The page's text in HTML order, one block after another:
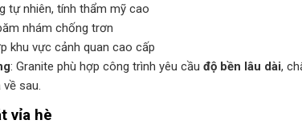
tự nhiên, tính thẩm mỹ cao
nhám chống trơn
khu vực cảnh quan cao cấp
: Granite phù hợp công trình yêu cầu độ bền lâu dài,
sau.
vỉa hè